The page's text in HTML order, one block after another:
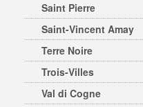
Saint Pierre
Saint-Vincent Amay
Terre Noire
Trois-Villes
Val di Cogne